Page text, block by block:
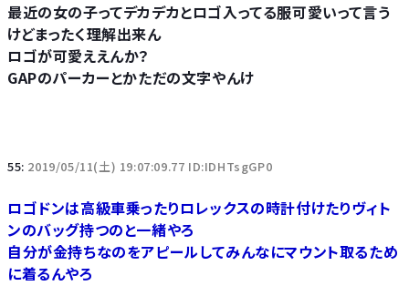
最近の女の子ってデカデカとロゴ入ってる服可愛いって言う
けどまったく理解出来ん
ロゴが可愛ええんか？
GAPのパーカーとかただの文字やんけ
55: 2019/05/11(土) 19:07:09.77 ID:IDHTsgGP0
ロゴドンは高級車乗ったりロレックスの時計付けたりヴィト
ンのバッグ持つのと一緒やろ
自分が金持ちなのをアピールしてみんなにマウント取るため
に着るんやろ